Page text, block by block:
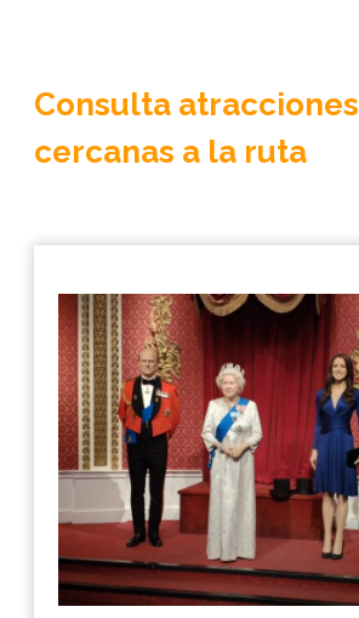
Consulta atracciones
cercanas a la ruta